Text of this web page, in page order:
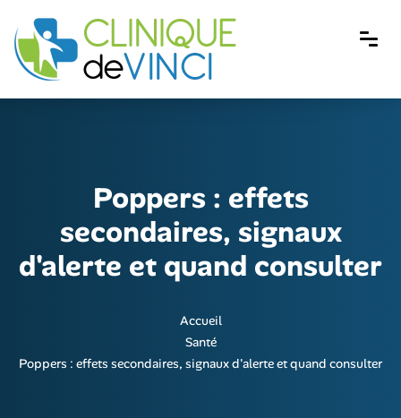
Poppers : effets
secondaires, signaux
d'alerte et quand consulter
Accueil
Santé
Poppers : effets secondaires, signaux d'alerte et quand consulter